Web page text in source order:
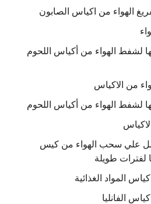
الهواء من اكياس الصابون
لشفط الهواء من أكياس اللحوم
من الاكياس
لشفط الهواء من أكياس اللحوم
علي سحب الهواء من كيس
لفترات طويلة
المواد الغذائية
الفانليا